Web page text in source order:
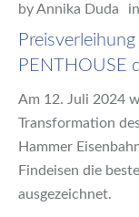
byAnnika Duda in
PENTHOUSE
Am 12. Juli 2024
Transformation
Hammer
Findeisen die
ausgezeichnet.